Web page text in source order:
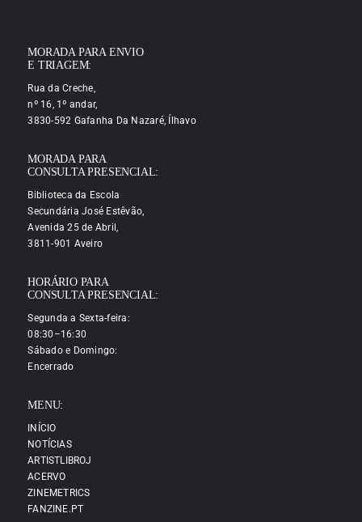
MORADA PARA ENVIO
E TRIAGEM:
Rua da Creche,
nº 16, 1º andar,
3830-592 Gafanha Da Nazaré, Ílhavo
MORADA PARA
CONSULTA PRESENCIAL:
Biblioteca da Escola
Secundária José Estêvão,
Avenida 25 de Abril,
3811-901 Aveiro
HORÁRIO PARA
CONSULTA PRESENCIAL:
Segunda a Sexta-feira:
08:30–16:30
Sábado e Domingo:
Encerrado
MENU:
INÍCIO
NOTÍCIAS
ARTISTLIBROJ
ACERVO
ZINEMETRICS
FANZINE.PT